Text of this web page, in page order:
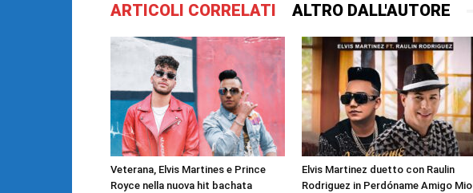
ARTICOLI CORRELATI ALTRO DALL'AUTORE
Veterana, Elvis Martines e Prince
Royce nella nuova hit bachata
Elvis Martinez duetto con Raulin
Rodriguez in Perdóname Amigo Mio